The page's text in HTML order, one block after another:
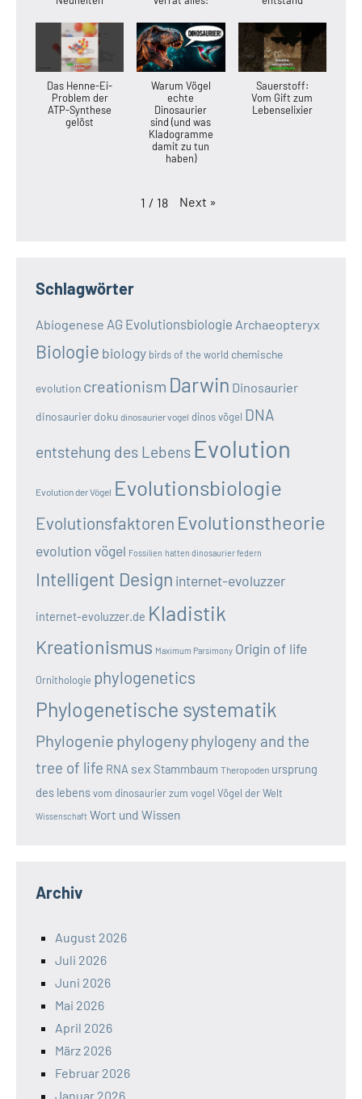
Das Henne-Ei-
Problem der
ATP-Synthese
gelöst
Warum Vögel
echte
Dinosaurier
sind (und was
Kladogramme
damit zu tun
haben)
Sauerstoff:
Vom Gift zum
Lebenselixier
1 / 18 Next »
Schlagwörter
Abiogenese AG Evolutionsbiologie Archaeopteryx
Biologie biology birds of the world chemische
evolution creationism Darwin Dinosaurier
dinosaurier doku dinosaurier vogel dinos vögel DNA
entstehung des Lebens Evolution
Evolution der Vögel Evolutionsbiologie
Evolutionsfaktoren Evolutionstheorie
evolution vögel Fossilien hatten dinosaurier federn
Intelligent Design internet-evoluzzer
internet-evoluzzer.de Kladistik
Kreationismus Maximum Parsimony Origin of life
Ornithologie phylogenetics
Phylogenetische systematik
Phylogenie phylogenyphylogeny and the
tree of life RNA sex Stammbaum Theropoden ursprung
des lebensvom dinosaurier zum vogel Vögel der Welt
Wissenschaft Wort und Wissen
Archiv
August 2026
Juli 2026
Juni 2026
Mai 2026
April 2026
März 2026
Februar 2026
Januar 2026